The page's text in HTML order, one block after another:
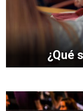
¿Qué